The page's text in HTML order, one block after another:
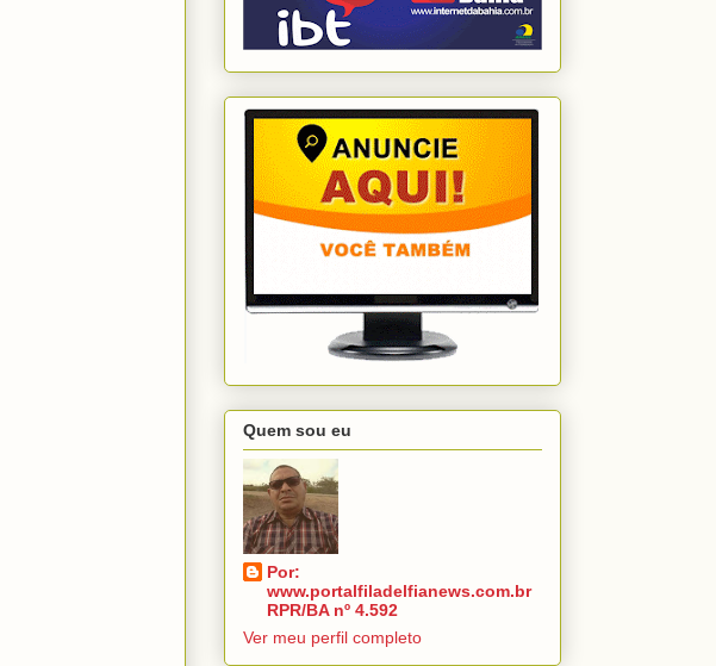
Quem sou eu
Por:
www.portalfiladelfianews.com.br
RPR/BA nº 4.592
Ver meu perfil completo